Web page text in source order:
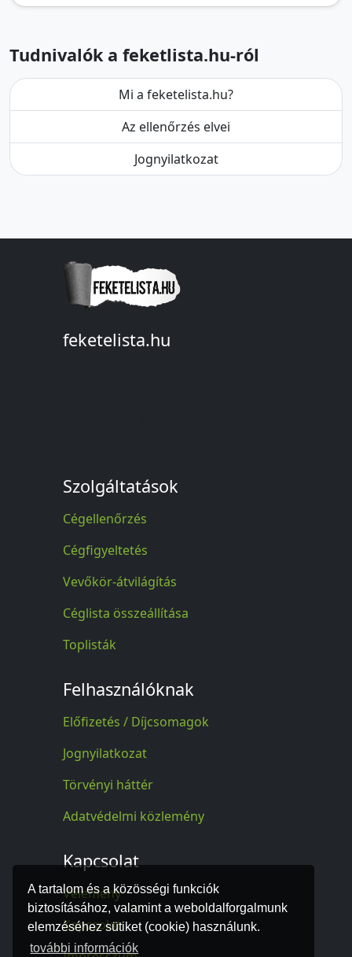
A tartalom és a közösségi funkciók
biztosításához, valamint a weboldalforgalmunk
elemzéséhez sütiket (cookie) használunk.
további információk
Tudnivalók a feketlista.hu-ról
Mi a feketelista.hu?
Az ellenőrzés elvei
Jognyilatkozat
feketelista.hu
Szolgáltatások
Cégellenőrzés
Cégfigyeltetés
Vevőkör-átvilágítás
Céglista összeállítása
Toplisták
Felhasználóknak
Előfizetés / Díjcsomagok
Jognyilatkozat
Törvényi háttér
Adatvédelmi közlemény
Kapcsolat
Vélemény
Kapcsolat